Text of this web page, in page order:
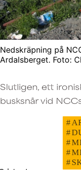
Nedskräpning på
Ardalsberget. Foto:
Slutligen, ett
busksnår vid